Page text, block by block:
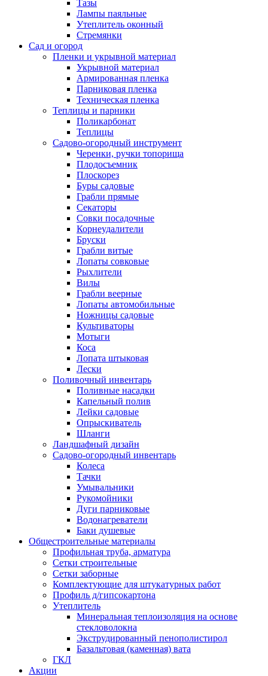
Тазы
Лампы паяльные
Утеплитель оконный
Стремянки
Сад и огород
Пленки и укрывной материал
Укрывной материал
Армированная пленка
Парниковая пленка
Техническая пленка
Теплицы и парники
Поликарбонат
Теплицы
Садово-огородный инструмент
Черенки, ручки топорища
Плодосъемник
Плоскорез
Буры садовые
Грабли прямые
Секаторы
Совки посадочные
Корнеудалители
Бруски
Грабли витые
Лопаты совковые
Рыхлители
Вилы
Грабли веерные
Лопаты автомобильные
Ножницы садовые
Культиваторы
Мотыги
Коса
Лопата штыковая
Лески
Поливочный инвентарь
Поливные насадки
Капельный полив
Лейки садовые
Опрыскиватель
Шланги
Ландшафный дизайн
Садово-огородный инвентарь
Колеса
Тачки
Умывальники
Рукомойники
Дуги парниковые
Водонагреватели
Баки душевые
Общестроительные материалы
Профильная труба, арматура
Сетки строительные
Сетки заборные
Комплектующие для штукатурных работ
Профиль д/гипсокартона
Утеплитель
Минеральная теплоизоляция на основе
стекловолокна
Экструдированный пенополистирол
Базальтовая (каменная) вата
ГКЛ
Акции